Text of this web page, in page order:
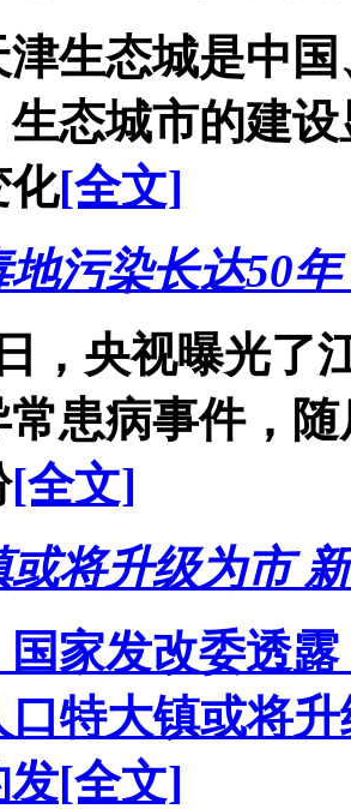
津生态城是中
态城市的建
化[全文]
地污染长达50
，央视曝光了
常患病事件，
[全文]
或将升级为市
家发改委透
口特大镇或将
发[全文]